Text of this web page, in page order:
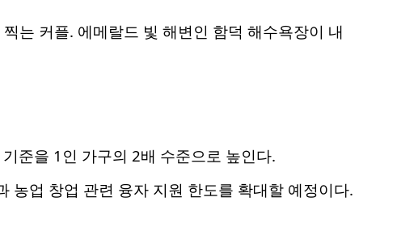
는 커플. 에메랄드 빛 해변인 함덕 해수욕장이 내
준을 1인 가구의 2배 수준으로 높인다.
농업 창업 관련 융자 지원 한도를 확대할 예정이다.